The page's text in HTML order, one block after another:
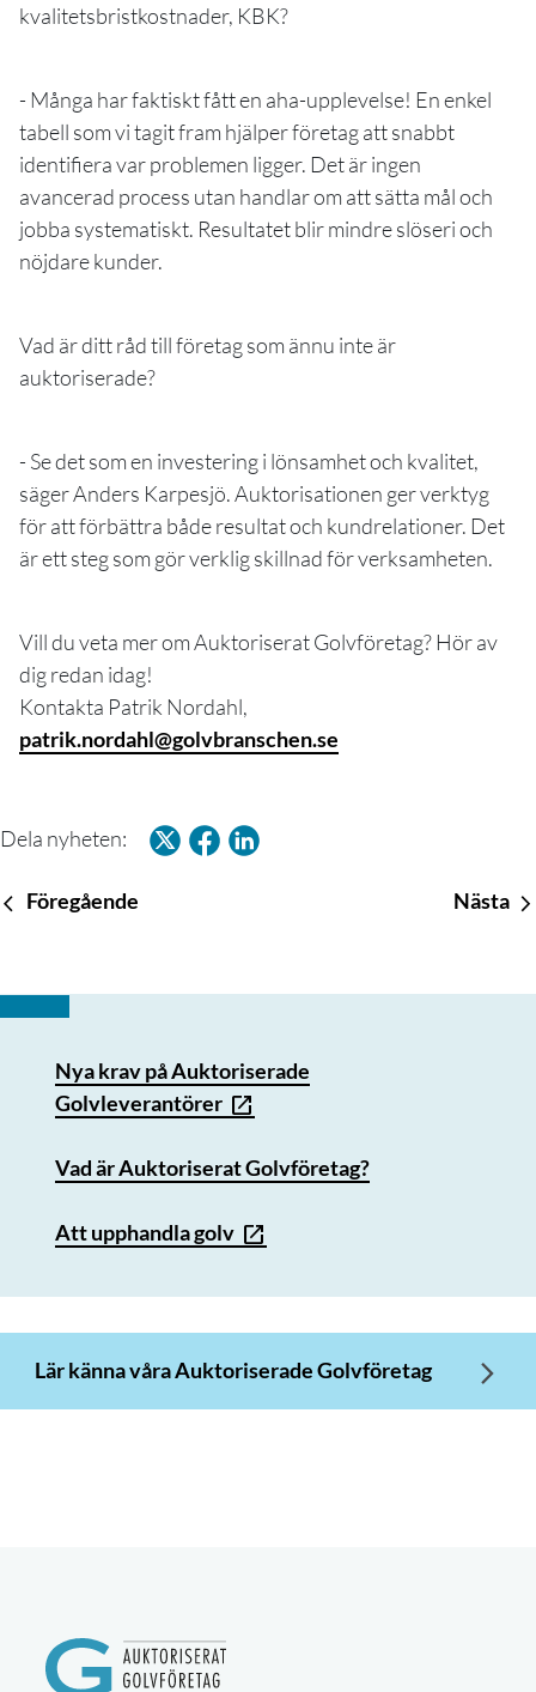
kvalitetsbristkostnader, KBK?
- Många har faktiskt fått en aha-upplevelse! En enkel
tabell som vi tagit fram hjälper företag att snabbt
identifiera var problemen ligger. Det är ingen
avancerad process utan handlar om att sätta mål och
jobba systematiskt. Resultatet blir mindre slöseri och
nöjdare kunder.
Vad är ditt råd till företag som ännu inte är
auktoriserade?
- Se det som en investering i lönsamhet och kvalitet,
säger Anders Karpesjö. Auktorisationen ger verktyg
för att förbättra både resultat och kundrelationer. Det
är ett steg som gör verklig skillnad för verksamheten.
Vill du veta mer om Auktoriserat Golvföretag? Hör av
dig redan idag!
Kontakta Patrik Nordahl,
patrik.nordahl@golvbranschen.se
Dela nyheten:
Föregående Nästa
Nya krav på Auktoriserade
Golvleverantörer
Vad är Auktoriserat Golvföretag?
Att upphandla golv
Lär känna våra Auktoriserade Golvföretag